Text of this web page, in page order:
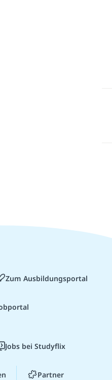
Zum Ausbildungsportal
Jobs bei Studyflix
Partner